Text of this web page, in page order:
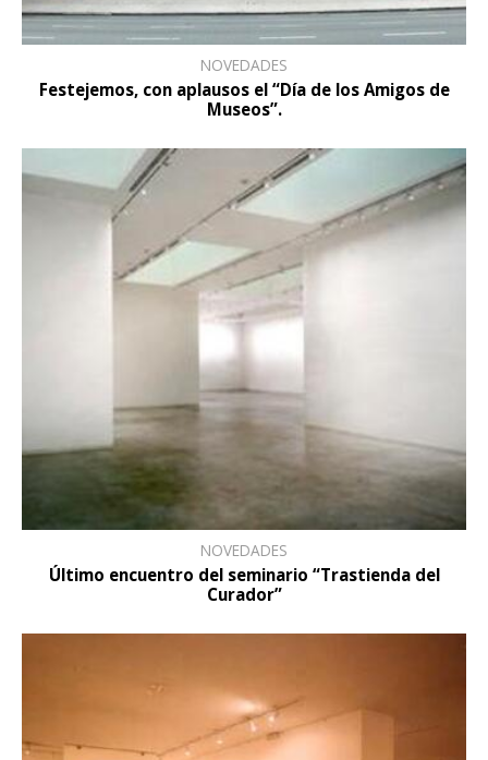
NOVEDADES
Festejemos, con aplausos el “Día de los Amigos de
Museos”.
NOVEDADES
Último encuentro del seminario “Trastienda del
Curador”